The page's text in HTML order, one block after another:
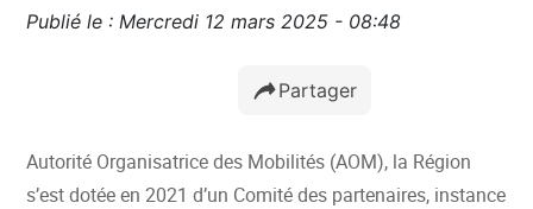
Publié le : Mercredi 12 mars 2025 - 08:48
Partager
Autorité Organisatrice des Mobilités (AOM), la Région
s’est dotée en 2021 d’un Comité des partenaires, instance